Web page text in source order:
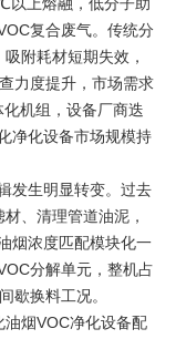
复合废气。传统分
附耗材短期失效，
力度提升，市场需求
机组，设备厂商迭
净化设备市场规模持
发生明显转变。过去
、清理管道油泥，
烟浓度匹配模块化一
分解单元，整机占
歇换料工况。
烟VOC净化设备配